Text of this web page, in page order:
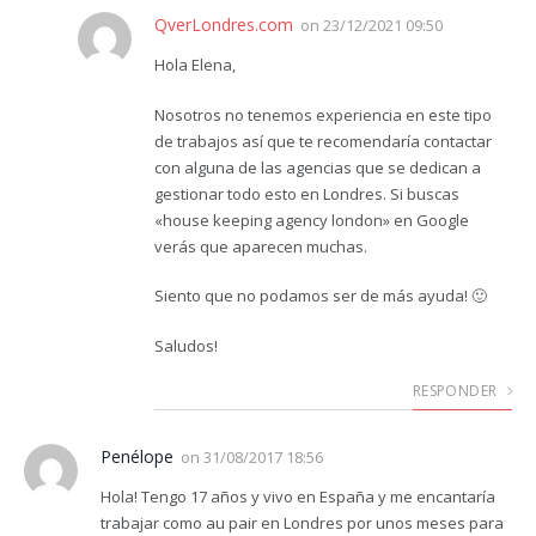
QverLondres.com on 23/12/2021 09:50
Hola Elena,
Nosotros no tenemos experiencia en este tipo
de trabajos así que te recomendaría contactar
con alguna de las agencias que se dedican a
gestionar todo esto en Londres. Si buscas
«house keeping agency london» en Google
verás que aparecen muchas.
Siento que no podamos ser de más ayuda! 🙂
Saludos!
RESPONDER
Penélope on 31/08/2017 18:56
Hola! Tengo 17 años y vivo en España y me encantaría
trabajar como au pair en Londres por unos meses para